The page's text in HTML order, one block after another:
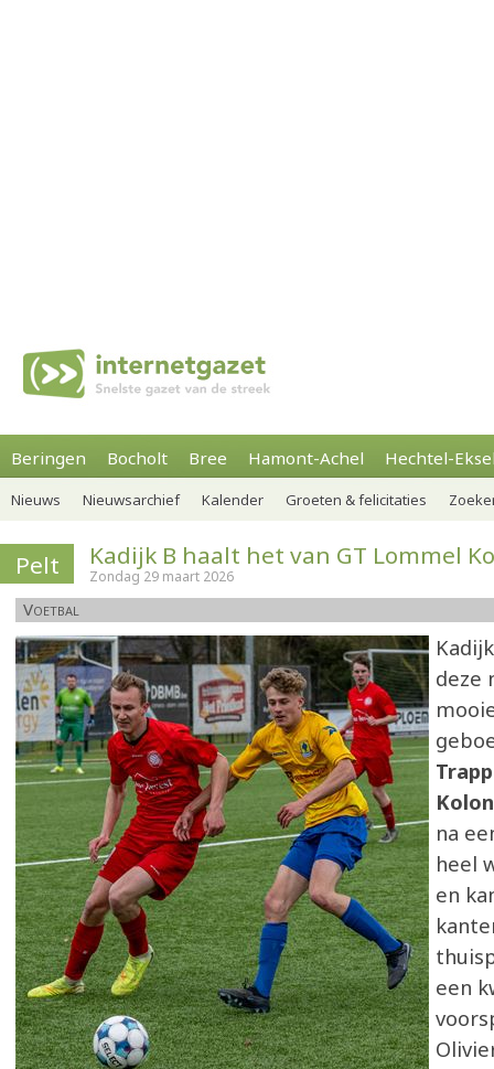
Beringen Bocholt Bree Hamont-Achel Hechtel-
Nieuws Nieuwsarchief Kalender Groeten & felicitaties
Pelt Kadijk B haalt het van GT Lommel
Zondag 29 maart 2026
Voetbal
deze
na
heel
en
een